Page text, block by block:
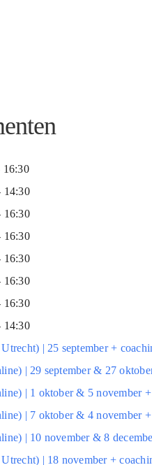
16:30
14:30
16:30
16:30
16:30
16:30
16:30
14:30
| 25 september +
| 29 september & 27
| 1 oktober & 5 november
| 7 oktober & 4 november
| 10 november & 8
| 18 november +